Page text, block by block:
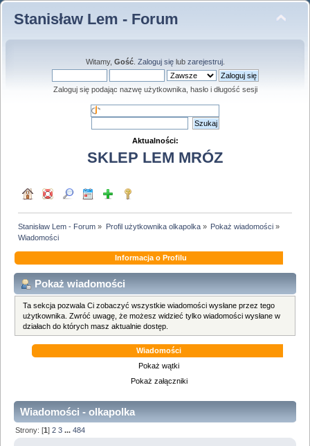
Stanisław Lem - Forum
Witamy, Gość. Zaloguj sięlub zarejestruj.
Zaloguj się podając nazwę użytkownika, hasło i długość sesji
Aktualności:
SKLEP LEM MRÓZ
Stanisław Lem - Forum » Profil użytkownika olkapolka» Pokaż wiadomości»
Wiadomości
Informacja o Profilu
Pokaż wiadomości
Ta sekcja pozwala Ci zobaczyć wszystkie wiadomości wysłane przez tego
użytkownika. Zwróć uwagę, że możesz widzieć tylko wiadomości wysłane w
działach do których masz aktualnie dostęp.
Wiadomości
Pokaż wątki
Pokaż załączniki
Wiadomości - olkapolka
Strony: [1]2 3 ...484